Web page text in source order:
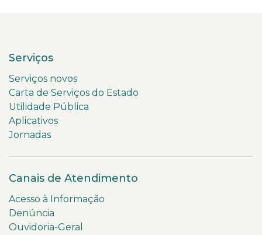
Serviços
Serviços novos
Carta de Serviços do Estado
Utilidade Pública
Aplicativos
Jornadas
Canais de Atendimento
Acesso à Informação
Denúncia
Ouvidoria-Geral